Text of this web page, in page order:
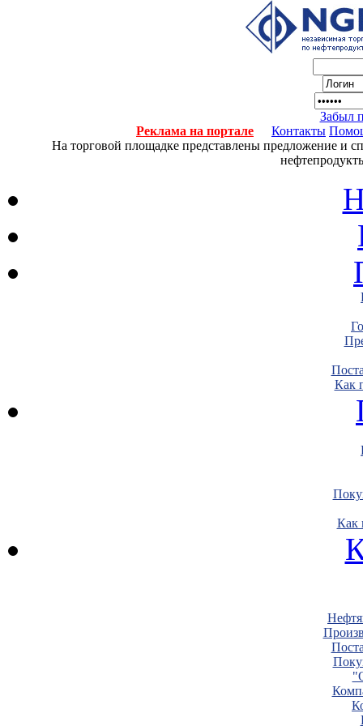
Забыл
Реклама на портале
Контакты
На торговой площадке представлены предложение и
Как
Как